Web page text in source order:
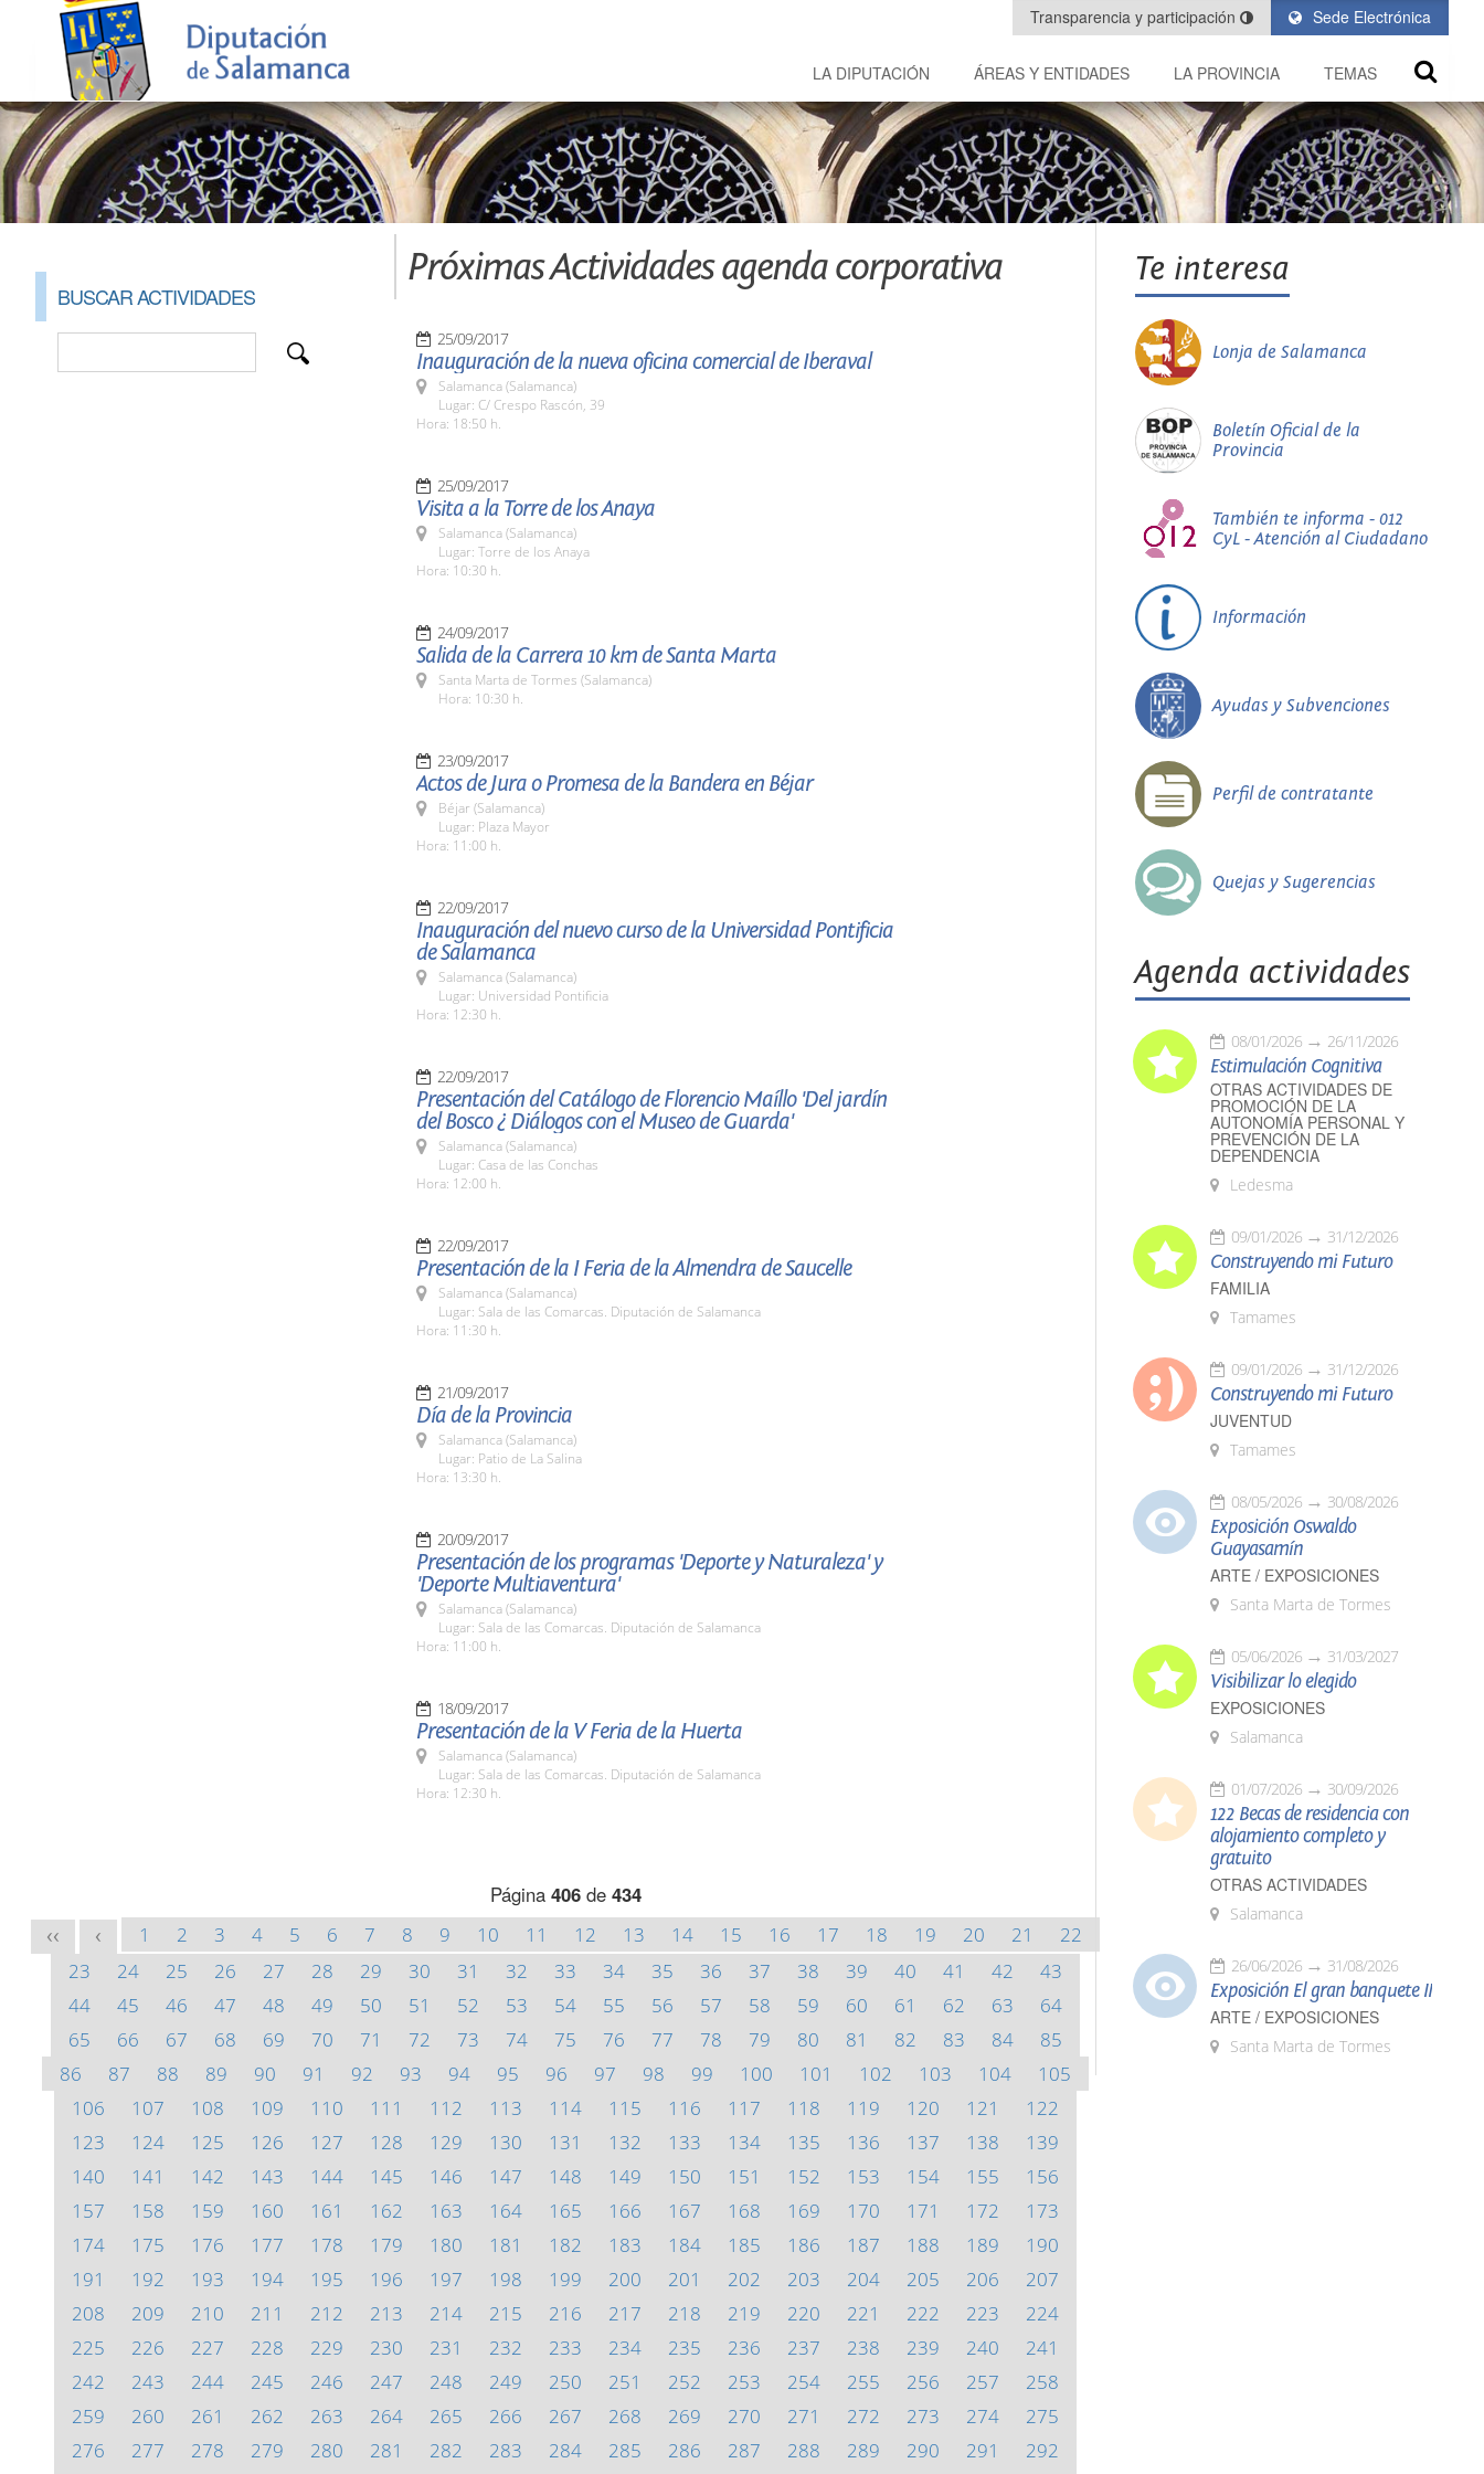
Sede Electrónica
Transparencia y participación
LA DIPUTACIÓN ÁREAS Y ENTIDADES LA PROVINCIA TEMAS
BUSCAR ACTIVIDADES
Próximas Actividades agenda corporativa
25/09/2017
Inauguración de la nueva oficina comercial de Iberaval
Salamanca (Salamanca)
Lugar: C/ Crespo Rascón, 39
Hora: 18:50 h.
25/09/2017
Visita a la Torre de los Anaya
Salamanca (Salamanca)
Lugar: Torre de los Anaya
Hora: 10:30 h.
24/09/2017
Salida de la Carrera 10 km de Santa Marta
Santa Marta de Tormes (Salamanca)
Hora: 10:30 h.
23/09/2017
Actos de Jura o Promesa de la Bandera en Béjar
Béjar (Salamanca)
Lugar: Plaza Mayor
Hora: 11:00 h.
22/09/2017
Inauguración del nuevo curso de la Universidad Pontificia
de Salamanca
Salamanca (Salamanca)
Lugar: Universidad Pontificia
Hora: 12:30 h.
22/09/2017
Presentación del Catálogo de Florencio Maíllo 'Del jardín
del Bosco ¿ Diálogos con el Museo de Guarda'
Salamanca (Salamanca)
Lugar: Casa de las Conchas
Hora: 12:00 h.
22/09/2017
Presentación de la I Feria de la Almendra de Saucelle
Salamanca (Salamanca)
Lugar: Sala de las Comarcas. Diputación de Salamanca
Hora: 11:30 h.
21/09/2017
Día de la Provincia
Salamanca (Salamanca)
Lugar: Patio de La Salina
Hora: 13:30 h.
20/09/2017
Presentación de los programas 'Deporte y Naturaleza' y
'Deporte Multiaventura'
Salamanca (Salamanca)
Lugar: Sala de las Comarcas. Diputación de Salamanca
Hora: 11:00 h.
18/09/2017
Presentación de la V Feria de la Huerta
Salamanca (Salamanca)
Lugar: Sala de las Comarcas. Diputación de Salamanca
Hora: 12:30 h.
Página 406de 434
<< < 1 2 3 4 5 6 7 8 9 10 11 12 13 14 15 16 17 18 19 20 21
22
23
24 25 26 27 28 29 30 31 32 33 34 35 36 37 38 39 40 41 42
43
44
45 46 47 48 49 50 51 52 53 54 55 56 57 58 59 60 61 62 63
64
65
66 67 68 69 70 71 72 73 74 75 76 77 78 79 80 81 82 83 84
85
86
87 88 89 90 91 92 93 94 95 96 97 98 99 100 101 102 103 104
105
106
107 108 109 110 111 112 113 114 115 116 117 118 119 120 121
122
123
124 125 126 127 128 129 130 131 132 133 134 135 136 137 138
139
140
141 142 143 144 145 146 147 148 149 150 151 152 153 154 155
156
157
158 159 160 161 162 163 164 165 166 167 168 169 170 171 172
173
174
175 176 177 178 179 180 181 182 183 184 185 186 187 188 189
190
191
192 193 194 195 196 197 198 199 200 201 202 203 204 205 206
207
208
209 210 211 212 213 214 215 216 217 218 219 220 221 222 223
224
225
226 227 228 229 230 231 232 233 234 235 236 237 238 239 240
241
242
243 244 245 246 247 248 249 250 251 252 253 254 255 256 257
258
259
260 261 262 263 264 265 266 267 268 269 270 271 272 273 274
275
276
277 278 279 280 281 282 283 284 285 286 287 288 289 290 291
292
Te interesa
Lonja de Salamanca
Boletín Oficial de la
Provincia
También te informa - 012
CyL - Atención al Ciudadano
Información
Ayudas y Subvenciones
Perfil de contratante
Quejas y Sugerencias
Agenda actividades
08/01/2026 26/11/2026
Estimulación Cognitiva
OTRAS ACTIVIDADES DE
PROMOCIÓN DE LA
AUTONOMÍA PERSONAL Y
PREVENCIÓN DE LA
DEPENDENCIA
Ledesma
09/01/2026 31/12/2026
Construyendo mi Futuro
FAMILIA
Tamames
09/01/2026 31/12/2026
Construyendo mi Futuro
JUVENTUD
Tamames
08/05/2026 30/08/2026
Exposición Oswaldo
Guayasamín
ARTE / EXPOSICIONES
Santa Marta de Tormes
05/06/2026 31/03/2027
Visibilizar lo elegido
EXPOSICIONES
Salamanca
01/07/2026 30/09/2026
122 Becas de residencia con
alojamiento completo y
gratuito
OTRAS ACTIVIDADES
Salamanca
26/06/2026 31/08/2026
Exposición El gran banquete II
ARTE / EXPOSICIONES
Santa Marta de Tormes